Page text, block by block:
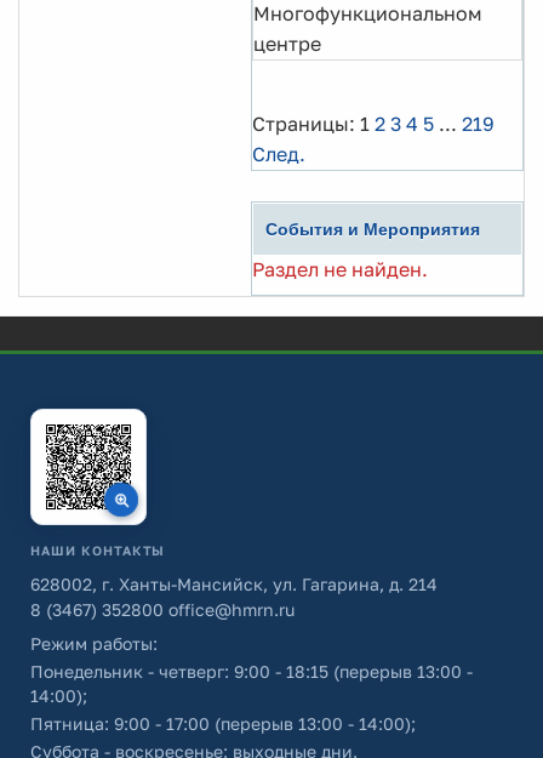
Многофункциональном
центре
Страницы: 1 2 3 4 5 ... 219
След.
События и Мероприятия
Раздел не найден.
НАШИ КОНТАКТЫ
628002, г. Ханты-Мансийск, ул. Гагарина, д. 214
8 (3467) 352800 office@hmrn.ru
Режим работы:
Понедельник - четверг: 9:00 - 18:15 (перерыв 13:00 -
14:00);
Пятница: 9:00 - 17:00 (перерыв 13:00 - 14:00);
Суббота - воскресенье: выходные дни.